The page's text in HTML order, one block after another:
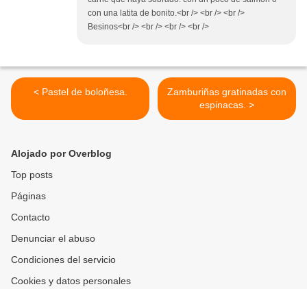
con una latita de bonito.<br /> <br /> <br />
Besinos<br /> <br /> <br /> <br />
< Pastel de boloñesa.
Zamburiñas gratinadas con
espinacas. >
Alojado por Overblog
Top posts
Páginas
Contacto
Denunciar el abuso
Condiciones del servicio
Cookies y datos personales